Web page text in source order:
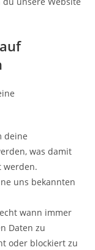
deine
was damit
werden.
uns bekannten
wann immer
Daten zu
oder blockiert zu